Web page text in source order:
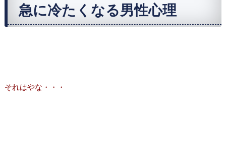
急に冷たくなる男性心理
それはやな・・・